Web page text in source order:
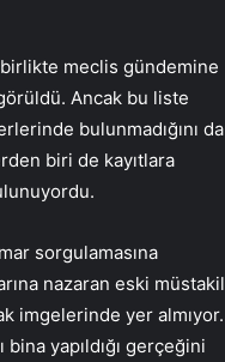
meclis gündemine
Ancak bu liste
bulunmadığını da
biri de kayıtlara
sorgulamasına
nazaran eski müstakil
imgelerinde yer almıyor.
yapıldığı gerçeğini